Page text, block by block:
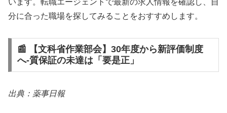
分に合った職場を探してみることをおすすめします。
📰 【文科省作業部会】30年度から新評価制度
へ‐質保証の未達は「要是正」
出典：薬事日報